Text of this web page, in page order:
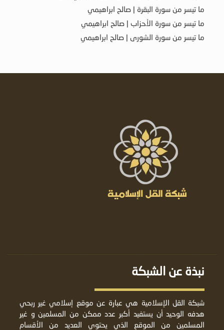
ما تيسر من سورة البقرة | صالح ابراهيمي
ما تيسر من سورة الأحزاب | صالح ابراهيمي
ما تيسر من سورة الشورى | صالح ابراهيمي
نبذة عن الشبكة
شبكة القل الإسلامية هي عبارة عن موقع إسلامي غير ربحي
هدفه الوحيد أن يستفيد أكبر عدد ممكن من المسلمين و غير
المسلمين من الموقع الذي يحتوي العديد من الأقسام